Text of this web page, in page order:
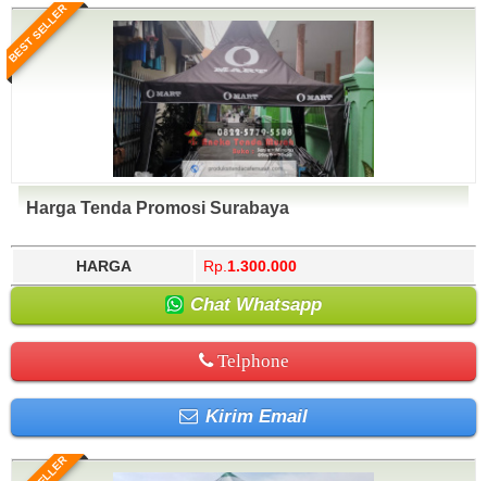
BEST SELLER
Harga Tenda Promosi Surabaya
HARGA Rp. 1.300.000
Chat Whatsapp
Telphone
Kirim Email